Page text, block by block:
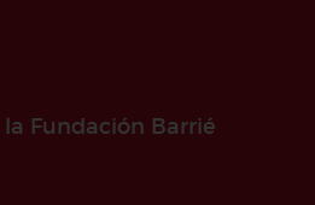
Fundación Barrié